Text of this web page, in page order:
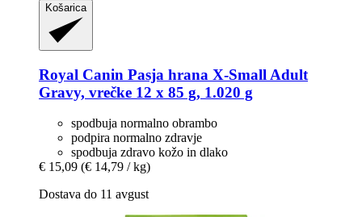
Košarica
Royal Canin Pasja hrana X-​Small Adult
Gravy, vrečke 12 x 85 g, 1.020 g
spodbuja normalno obrambo
podpira normalno zdravje
spodbuja zdravo kožo in dlako
€ 15,09 (€ 14,79 / kg)
Dostava do 11 avgust